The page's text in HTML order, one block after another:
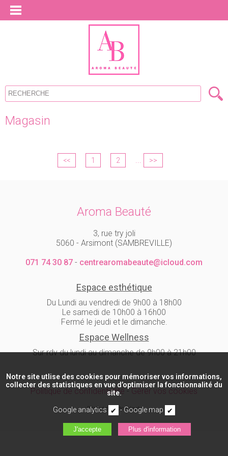
Magasin
<< 1 2 ... >>
Aroma Beauté
3, rue try joli
5060 - Arsimont (SAMBREVILLE)
071 74 30 87 - centrearomabeaute@icloud.com
Espace esthétique
Du Lundi au vendredi de 9h00 à 18h00
Le samedi de 10h00 à 16h00
Fermé le jeudi et le dimanche.
Espace Wellness
Sur rdv du lundi au dimanche de 9h00 à 21h00
Politique de confidentialité - Gèrer vos cookies
Réalisé par Actorielweb
Notre site utlise des cookies pour mémoriser vos informations,
collecter des statistiques en vue d’optimiser la fonctionnalité du
site.
Google analytics - Google map